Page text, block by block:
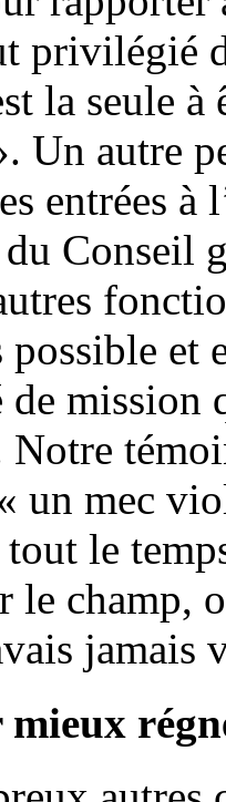
privilégié
la seule à
Un autre
entrées à
Conseil
et
de mission
un mec
le
le champ,
jamais